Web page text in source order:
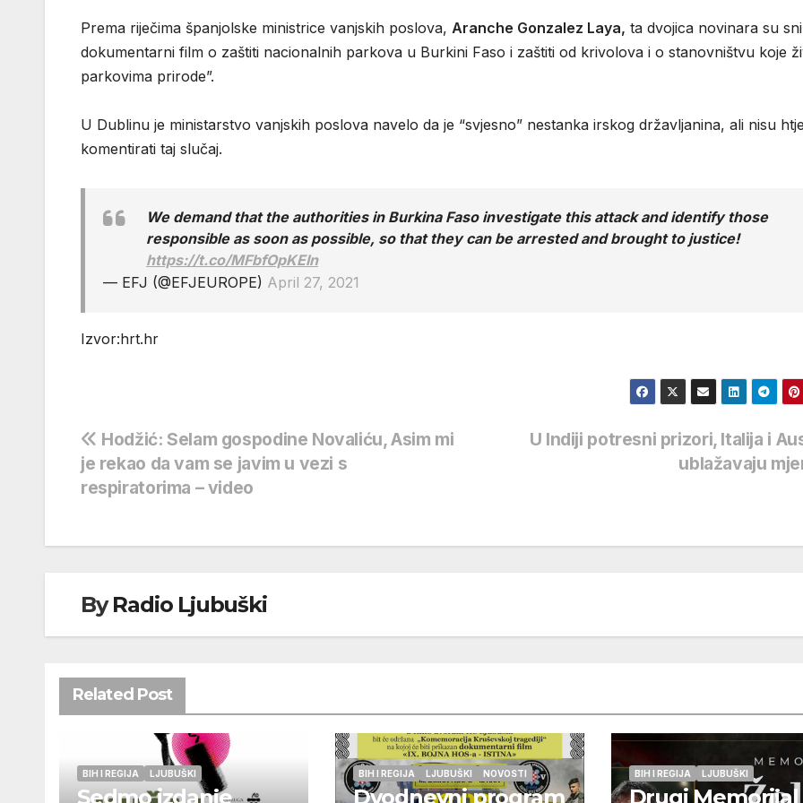
Prema riječima španjolske ministrice vanjskih poslova, Aranche Gonzalez Laya, ta dvojica novinara su
dokumentarni film o zaštiti nacionalnih parkova u Burkini Faso i zaštiti od krivolova i o stanovništvu koje
parkovima prirode”.
U Dublinu je ministarstvo vanjskih poslova navelo da je “svjesno” nestanka irskog državljanina, ali nisu
komentirati taj slučaj.
We demand that the authorities in Burkina Faso investigate this attack and identify those
responsible as soon as possible, so that they can be arrested and brought to justice!
https://t.co/MFbfOpKEIn
— EFJ (@EFJEUROPE) April 27, 2021
Izvor:hrt.hr
Navigacija
objava
U Indiji potresni prizori, Italija i
ublažavaju
Hodžić: Selam gospodine Novaliću, Asim mi
je rekao da vam se javim u vezi s
respiratorima – video
ByRadio Ljubuški
Related Post
BIH I REGIJA LJUBUŠKI
Sedmo izdanje
BIH I REGIJA LJUBUŠKI NOVOSTI
Dvodnevni program
BIH I REGIJA LJUBUŠKI
Drugi Memorijal